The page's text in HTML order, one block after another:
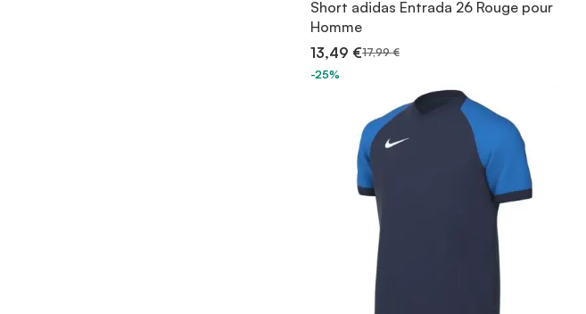
Short adidas Entrada 26 Rouge pour
Homme
13,49 €17,99 €
-25%